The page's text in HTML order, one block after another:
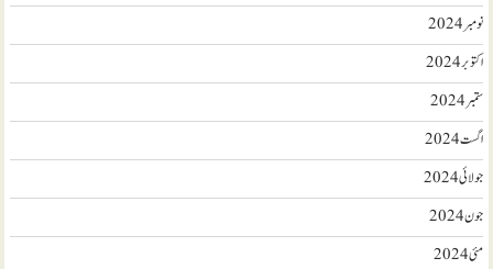
نومبر 2024
اکتوبر 2024
ستمبر 2024
اگست 2024
جولائی 2024
جون 2024
مئی 2024